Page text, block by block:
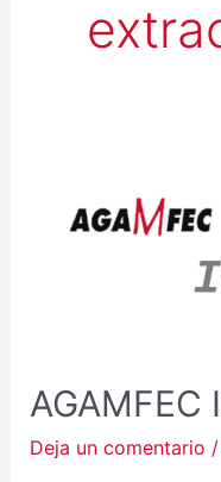
AGAMFEC
Deja un comentario /